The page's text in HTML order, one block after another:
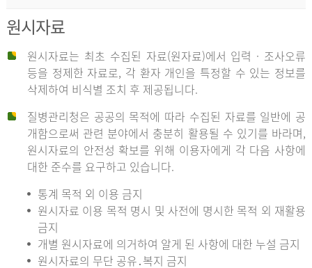
원시자료
원시자료는 최초 수집된 자료(원자료)에서 입력 · 조사오류
등을 정제한 자료로, 각 환자 개인을 특정할 수 있는 정보를
삭제하여 비식별 조치 후 제공됩니다.
질병관리청은 공공의 목적에 따라 수집된 자료를 일반에 공
개함으로써 관련 분야에서 충분히 활용될 수 있기를 바라며,
원시자료의 안전성 확보를 위해 이용자에게 각 다음 사항에
대한 준수를 요구하고 있습니다.
통계 목적 외 이용 금지
원시자료 이용 목적 명시 및 사전에 명시한 목적 외 재활용
금지
개별 원시자료에 의거하여 알게 된 사항에 대한 누설 금지
원시자료의 무단 공유․복지 금지